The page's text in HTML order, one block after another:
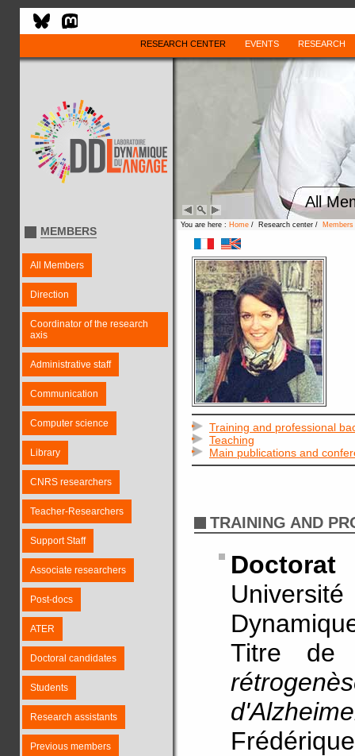
RESEARCH CENTER EVENTS RESEARCH
All
MEMBERS
All Members
Direction
Coordinator of the research
axis
Administrative staff
Communication
Computer science
Library
CNRS researchers
Teacher-Researchers
Support Staff
Associate researchers
Post-docs
ATER
Doctoral candidates
Students
Research assistants
Previous members
You are here : Home / Research center / Members
Training and professional
Teaching
Main publications and
TRAINING AND
Titre